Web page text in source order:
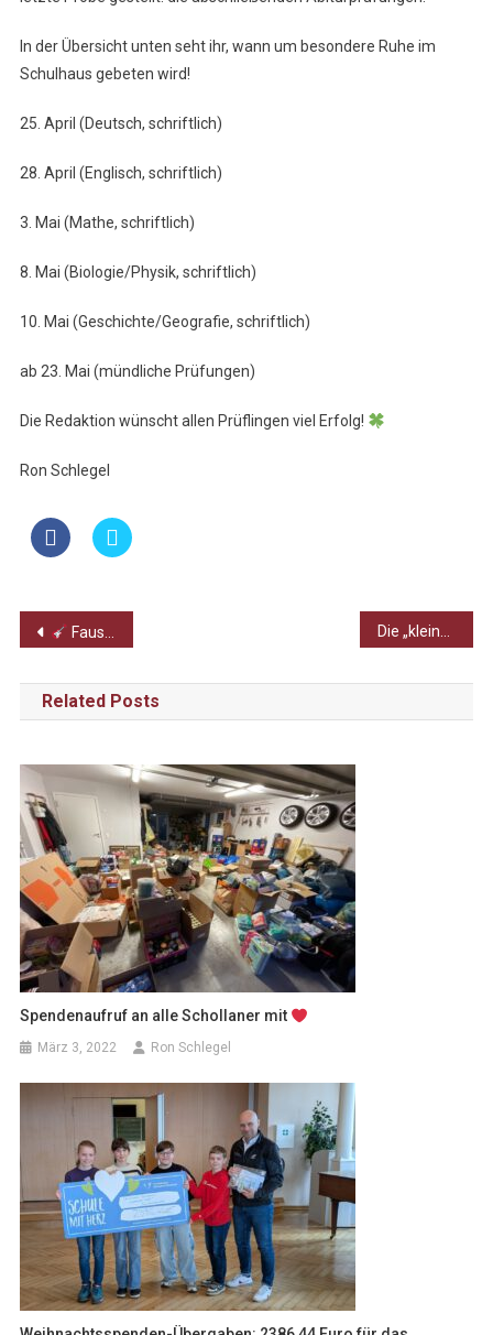
In der Übersicht unten seht ihr, wann um besondere Ruhe im
Schulhaus gebeten wird!
25. April (Deutsch, schriftlich)
28. April (Englisch, schriftlich)
3. Mai (Mathe, schriftlich)
8. Mai (Biologie/Physik, schriftlich)
10. Mai (Geschichte/Geografie, schriftlich)
ab 23. Mai (mündliche Prüfungen)
Die Redaktion wünscht allen Prüflingen viel Erfolg!
Ron Schlegel
Beitragsnavigation
Faust `n ´Roll Die „kleine“ Chorfahrt – Was der Hainich mit dem „Dschungelbuch“ zu tun hat!
Related Posts
Spendenaufruf an alle Schollaner mit
März 3, 2022 Ron Schlegel